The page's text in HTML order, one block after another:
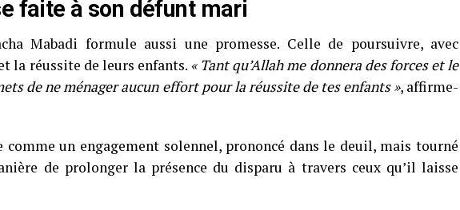
faite à son défunt mari
Mabadi formule aussi une promesse. Celle de poursuivre, avec
la réussite de leurs enfants. « Tant qu’Allah me donnera des forces et le
de ne ménager aucun effort pour la réussite de tes enfants », affirme-
comme un engagement solennel, prononcé dans le deuil, mais tourné
de prolonger la présence du disparu à travers ceux qu’il laisse